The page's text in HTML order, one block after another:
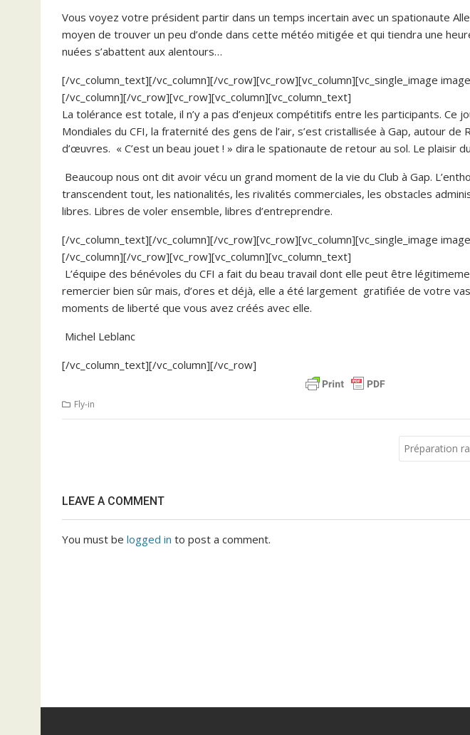
Vous voyez votre président partir dans un temps incertain avec un spationaute
moyen de trouver un peu d’onde dans cette météo mitigée et qui tiendra une
nuées s’abattent aux alentours…
[/vc_column_text][/vc_column][/vc_row][vc_row][vc_column][vc_single_image
[/vc_column][/vc_row][vc_row][vc_column][vc_column_text]
La tolérance est totale, il n’y a pas d’enjeux compétitifs entre les participants. Ce
Mondiales du CFI, la fraternité des gens de l’air, s’est cristallisée à Gap, autour de
d’œuvres. « C’est un beau jouet ! » dira le spationaute de retour au sol. Le plaisir
Beaucoup nous ont dit avoir vécu un grand moment de la vie du Club à Gap.
transcendent tout, les nationalités, les rivalités commerciales, les obstacles
libres. Libres de voler ensemble, libres d’entreprendre.
[/vc_column_text][/vc_column][/vc_row][vc_row][vc_column][vc_single_image
[/vc_column][/vc_row][vc_row][vc_column][vc_column_text]
L’équipe des bénévoles du CFI a fait du beau travail dont elle peut être
remercier bien sûr mais, d’ores et déjà, elle a été largement gratifiée de votre
moments de liberté que vous avez créés avec elle.
Michel Leblanc
[/vc_column_text][/vc_column][/vc_row]
Fly-in
Préparation
LEAVE A COMMENT
You must be logged in to post a comment.